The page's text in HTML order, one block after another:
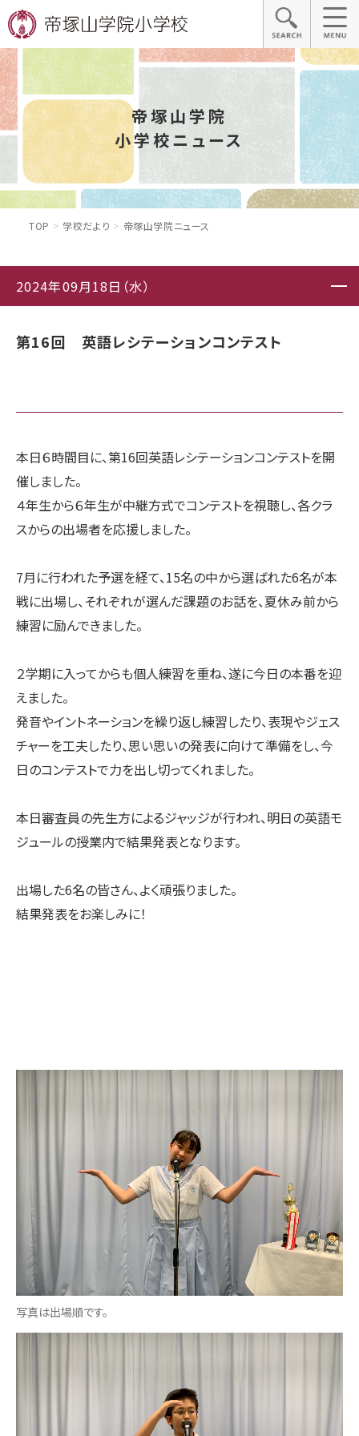
帝塚山学院
小学校ニュース
TOP 学校だより 帝塚山学院ニュース
2024年09月18日（水）
第16回 英語レシテーションコンテスト
本日６時間目に、第16回英語レシテーションコンテストを開
催しました。
４年生から６年生が中継方式でコンテストを視聴し、各クラ
スからの出場者を応援しました。
7月に行われた予選を経て、15名の中から選ばれた6名が本
戦に出場し、それぞれが選んだ課題のお話を、夏休み前から
練習に励んできました。
２学期に入ってからも個人練習を重ね、遂に今日の本番を迎
えました。
発音やイントネーションを繰り返し練習したり、表現やジェス
チャーを工夫したり、思い思いの発表に向けて準備をし、今
日のコンテストで力を出し切ってくれました。
本日審査員の先生方によるジャッジが行われ、明日の英語モ
ジュールの授業内で結果発表となります。
出場した6名の皆さん、よく頑張りました。
結果発表をお楽しみに！
写真は出場順です。